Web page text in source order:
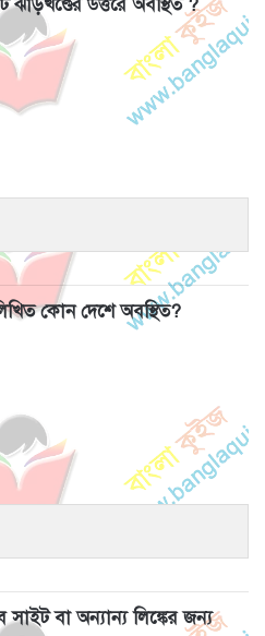
ঝাড়খণ্ডের উত্তরে অবস্থিত ?
কোন দেশে অবস্থিত?
বা অন্যান্য লিঙ্কের জন্য